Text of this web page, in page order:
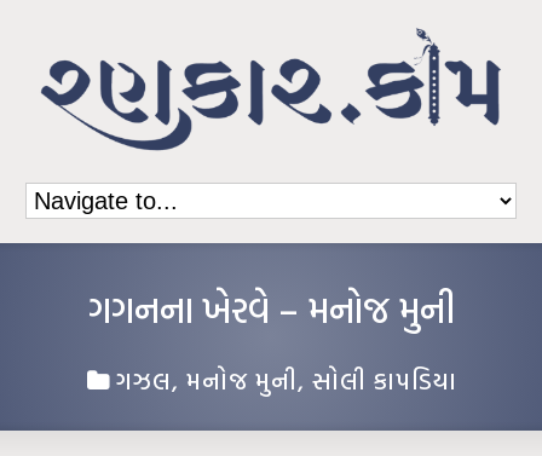
ગગનના ખેરવે – મનોજ મુની
ગઝલ, મનોજ મુની, સોલી કાપડિયા